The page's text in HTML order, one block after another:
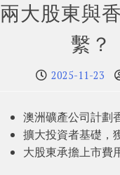
兩大股東與
繫？
2025-11-23
澳洲礦產公司計劃
擴大投資者基礎，
大股東承擔上市費